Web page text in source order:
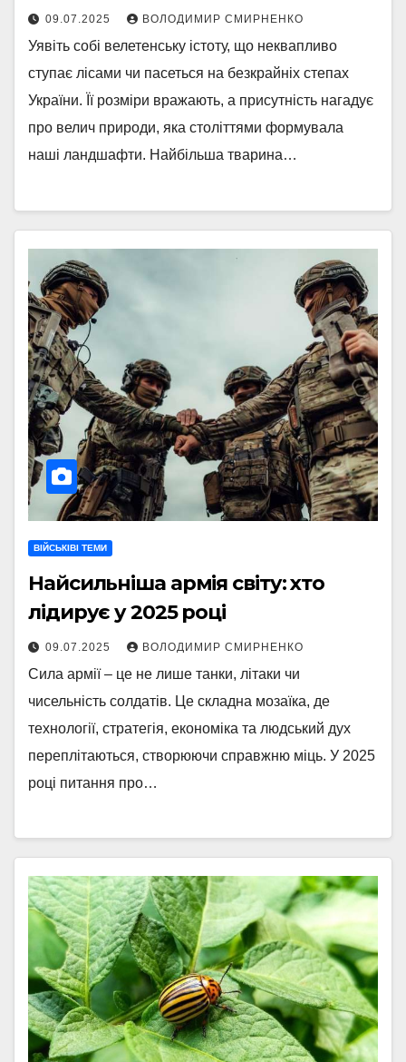
09.07.2025 ВОЛОДИМИР СМИРНЕНКО
Уявіть собі велетенську істоту, що неквапливо
ступає лісами чи пасеться на безкрайніх степах
України. Її розміри вражають, а присутність нагадує
про велич природи, яка століттями формувала
наші ландшафти. Найбільша тварина…
ВІЙСЬКІВІ ТЕМИ
Найсильніша армія світу: хто
лідирує у 2025 році
09.07.2025 ВОЛОДИМИР СМИРНЕНКО
Сила армії – це не лише танки, літаки чи
чисельність солдатів. Це складна мозаїка, де
технології, стратегія, економіка та людський дух
переплітаються, створюючи справжню міць. У 2025
році питання про…